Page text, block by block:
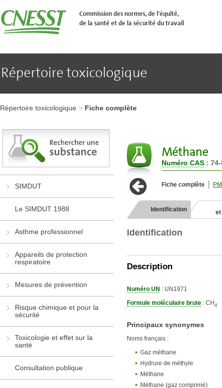
�
l'en-
t�te
de
au
principal
Aller
page
Commission des normes, de l'équité,
de la santé et de la sécurité du travail
Répertoire toxicologique
à
l'en-
de
page
Aller
au
Aller
au
pied
Répertoire toxicologique Fiche complète
SIMDUT
Le SIMDUT 1988
Asthme professionnel
Appareils de protection
respiratoire
Mesures de prévention
Risque chimique et pour la
sécurité
Toxicologie et effet sur la
santé
Consultation publique
Méthane
Numéro CAS :
Fiche complète
Identification
Identification
Description
Numéro UN : UN1971
Formule moléculaire brute : CH 4
Principaux synonymes
Noms français :
Gaz méthane
Hydrure de méthyle
Méthane
Méthane (gaz comprimé)